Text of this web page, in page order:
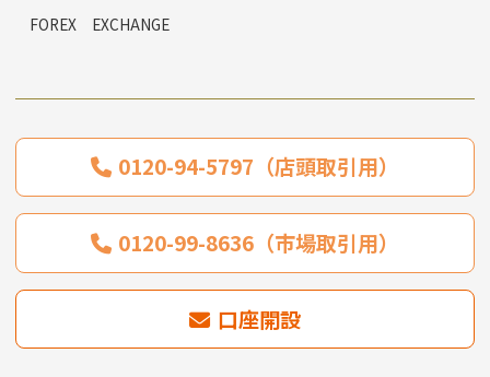
FOREX EXCHANGE
0120-94-5797（店頭取引用）
0120-99-8636（市場取引用）
口座開設